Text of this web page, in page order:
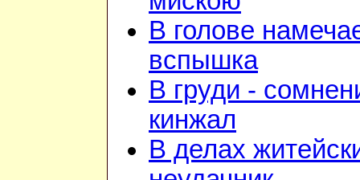
В голове
вспышка
В груди -
кинжал
В делах